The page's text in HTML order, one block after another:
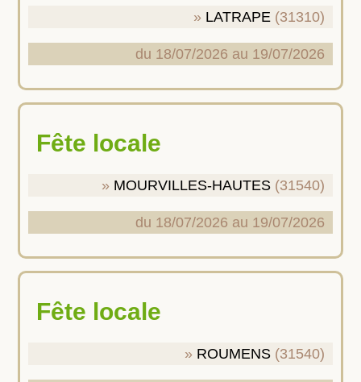
LATRAPE (31310)
du 18/07/2026 au 19/07/2026
Fête locale
MOURVILLES-HAUTES (31540)
du 18/07/2026 au 19/07/2026
Fête locale
ROUMENS (31540)